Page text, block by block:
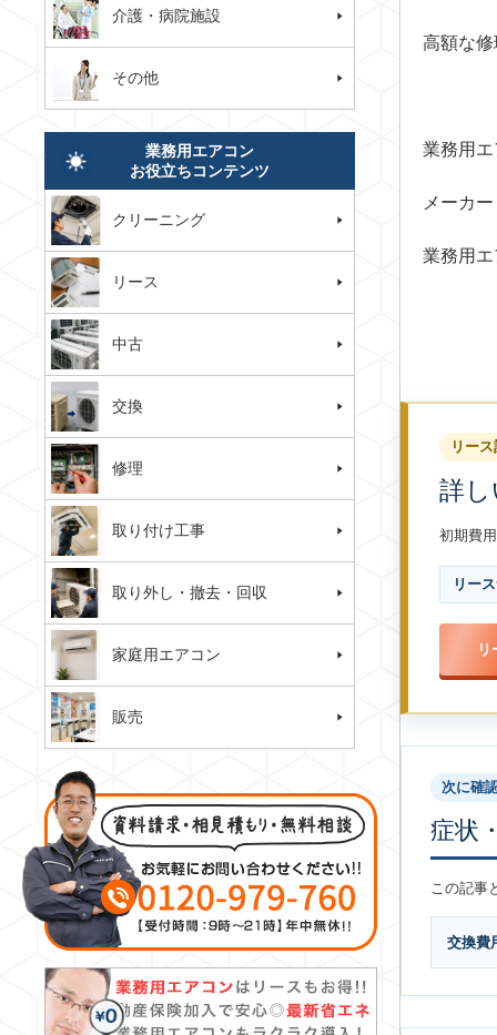
高額な
業務用
メーカ
業務用
リー
詳
初期費
リー
次に確
症状
この記事
交換費
介護・病院施設
その他
業務用エアコン
お役立ちコンテンツ
クリーニング
リース
中古
交換
修理
取り付け工事
取り外し・撤去・回収
家庭用エアコン
販売